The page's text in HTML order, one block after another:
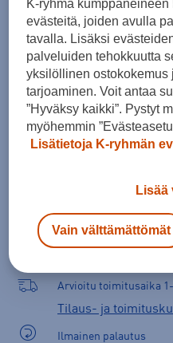
Kokotaulukko
Lisää
Tarkista saatavuus ja
Saatavilla
Valitse koko nähdäksesi
Arvioitu toimitusaika
Tilaus- ja
Ilmainen palautus
K-ryhmä
evästeitä, joiden avulla
tavalla. Lisäksi
palveluiden tehokkuutta
yksilöllinen ostokokemus
tarjoaminen. Voit antaa
”Hyväksy kaikki”. Pystyt
myöhemmin
Lisätietoja K-ryhmän
Lisää
Vain välttämättömät